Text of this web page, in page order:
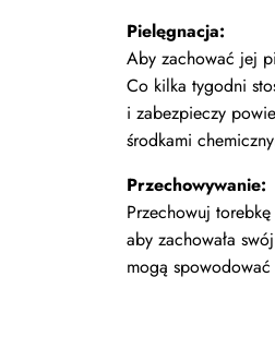
Pielęgnacja:
Aby zachować jej
Co kilka tygodni
i zabezpieczy
środkami
Przechowywanie:
Przechowuj
aby zachowała
mogą